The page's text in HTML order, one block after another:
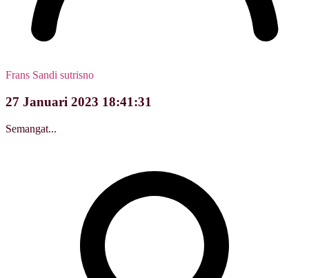
Frans Sandi sutrisno
27 Januari 2023 18:41:31
Semangat...